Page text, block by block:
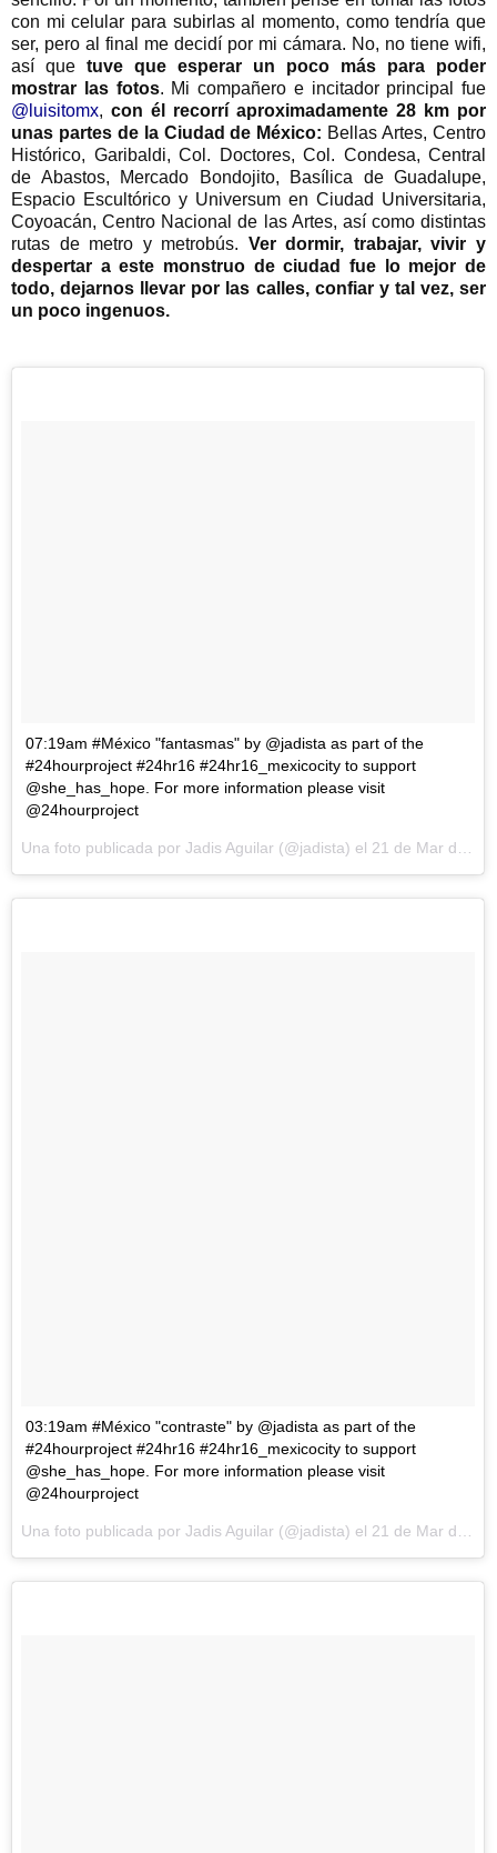
con mi celular para subirlas al momento, como tendría que
ser, pero al final me decidí por mi cámara. No, no tiene wifi,
así que tuve que esperar un poco más para poder
mostrar las fotos. Mi compañero e incitador principal fue
@luisitomx, con él recorrí aproximadamente 28 km por
unas partes de la Ciudad de México: Bellas Artes, Centro
Histórico, Garibaldi, Col. Doctores, Col. Condesa, Central
de Abastos, Mercado Bondojito, Basílica de Guadalupe,
Espacio Escultórico y Universum en Ciudad Universitaria,
Coyoacán, Centro Nacional de las Artes, así como distintas
rutas de metro y metrobús. Ver dormir, trabajar, vivir y
despertar a este monstruo de ciudad fue lo mejor de
todo, dejarnos llevar por las calles, confiar y tal vez, ser
un poco ingenuos.
07:19am #México "fantasmas" by @jadista as part of the
#24hourproject #24hr16 #24hr16_mexicocity to support
@she_has_hope. For more information please visit
@24hourproject
Una foto publicada por Jadis Aguilar (@jadista) el 21 de Mar de 2016 a la(s) 4:39 PDT
03:19am #México "contraste" by @jadista as part of the
#24hourproject #24hr16 #24hr16_mexicocity to support
@she_has_hope. For more information please visit
@24hourproject
Una foto publicada por Jadis Aguilar (@jadista) el 21 de Mar de 2016 a la(s) 4:14 PDT